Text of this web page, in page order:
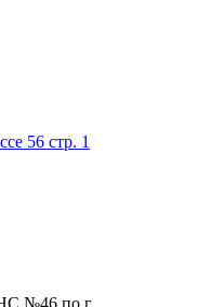
56 стр. 1